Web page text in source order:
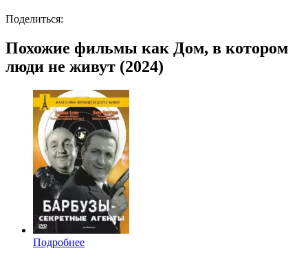
Поделиться:
Похожие фильмы как Дом, в котором
люди не живут (2024)
Подробнее